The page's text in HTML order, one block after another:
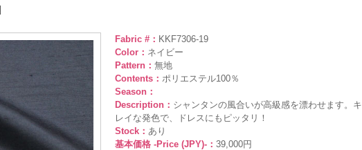
Fabric #： KKF7306-19
Color： ネイビー
Pattern： 無地
Contents： ポリエステル100％
Season：
Description： シャンタンの風合いが高級感を漂わせます。キ
レイな発色で、ドレスにもピッタリ！
Stock： あり
基本価格 -Price (JPY)-： 39,000円